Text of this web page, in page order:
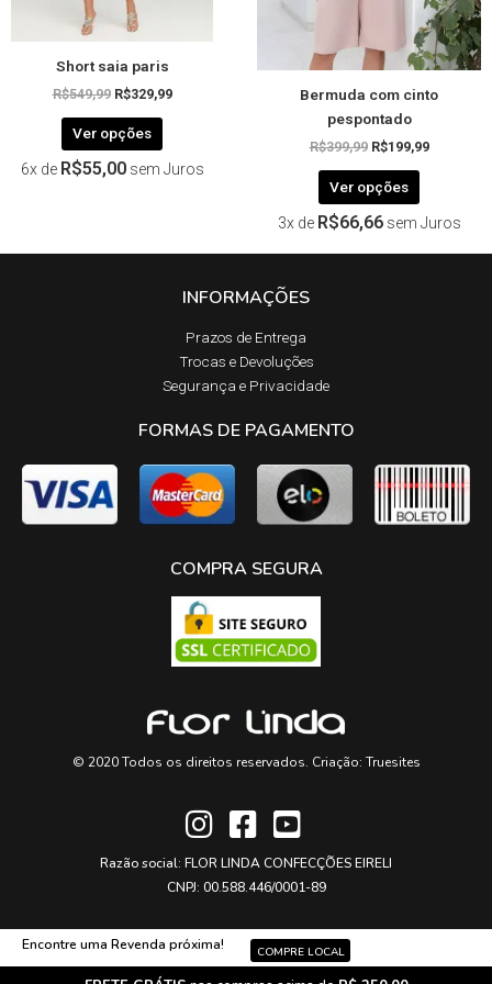
Short saia paris
R$549,99 R$329,99
Ver opções
do
produto
6x de R$55,00 sem Juros
Bermuda com cinto
pespontado
R$399,99 R$199,99
Ver opções
na
página
do
produto
3x de R$66,66 sem Juros
INFORMAÇÕES
Prazos de Entrega​
Trocas e Devoluções​
Segurança e Privacidade
FORMAS DE PAGAMENTO
COMPRA SEGURA
© 2020 Todos os direitos reservados. Criação: Truesites
Razão social: FLOR LINDA CONFECÇÕES EIRELI
CNPJ: 00.588.446/0001-89
Encontre uma Revenda próxima! COMPRE LOCAL